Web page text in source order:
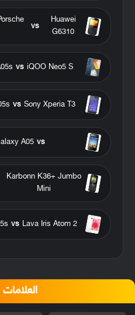
Huawei
G6310
vs
iQOO Neo5 S
vs
Sony Xperia T3
vs
vs
A05
Karbonn K36+ Jumbo
Mini
Lava Iris Atom 2
vs
العلامات